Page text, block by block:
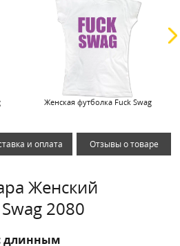
Женская футболка Fuck Swag
и оплата Отзывы о товаре
Женский
2080
длинным